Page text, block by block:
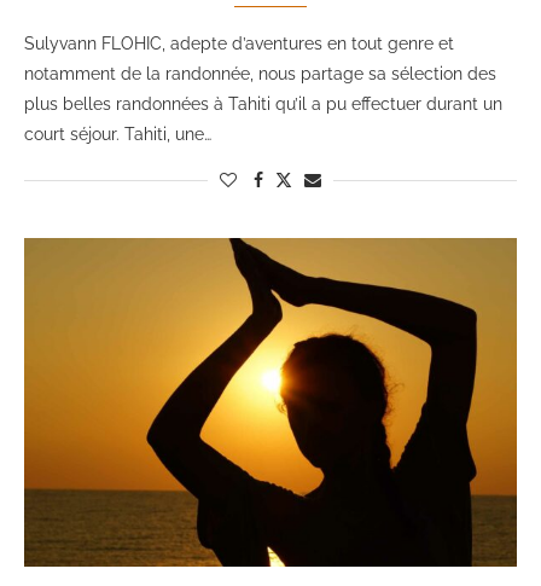
Sulyvann FLOHIC, adepte d’aventures en tout genre et
notamment de la randonnée, nous partage sa sélection des
plus belles randonnées à Tahiti qu’il a pu effectuer durant un
court séjour. Tahiti, une…